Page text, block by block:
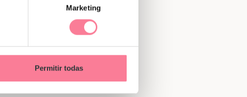
Marketing
Permitir todas